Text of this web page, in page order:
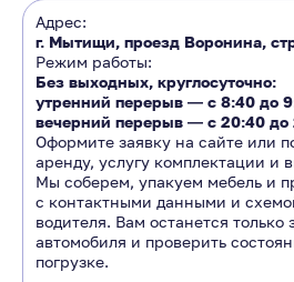
Адрес:
г. Мытищи, проезд Воронина,
Режим работы:
Без выходных, круглосуточно:
утренний перерыв ― с 8:40 до
вечерний перерыв ― с 20:40 до
Оформите заявку на сайте или
аренду, услугу комплектации и
Мы соберем, упакуем мебель и
с контактными данными и
водителя. Вам останется только
автомобиля и проверить
погрузке.